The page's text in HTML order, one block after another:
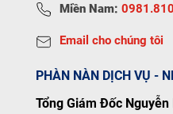
Miền Nam:
Email cho chúng tôi
PHÀN NÀN DỊCH VỤ -
Tổng Giám Đốc Nguyễn